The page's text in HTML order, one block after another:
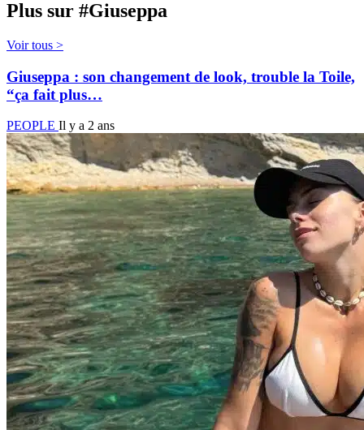
Plus sur #Giuseppa
Voir tous >
Giuseppa : son changement de look, trouble la Toile,
“ça fait plus…
PEOPLE Il y a 2 ans